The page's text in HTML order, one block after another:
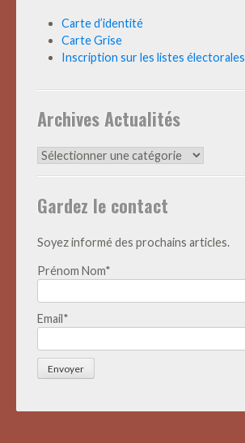
Carte d’identité
Carte Grise
Inscription sur les listes électorales
Archives Actualités
Archives
Gardez le contact
Soyez informé des prochains articles.
Prénom Nom*
Email*